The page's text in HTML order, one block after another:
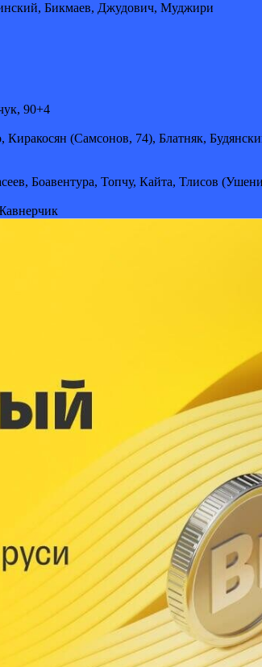
Бикмаев, Джудович, Муджири
90+4
Киракосян (Самсонов, 74), Блатняк,
Боавентура, Топчу, Кайта, Тлисов